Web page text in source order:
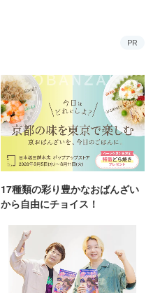
PR
17種類の彩り豊かなおばんざい
から自由にチョイス！